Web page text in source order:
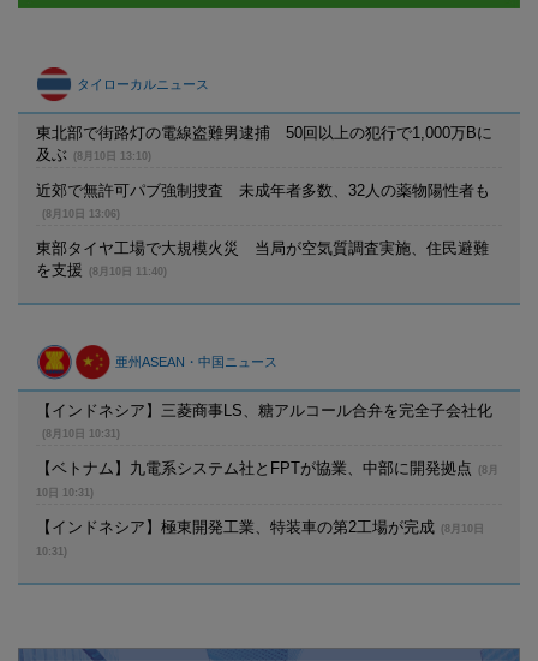
タイローカルニュース
東北部で街路灯の電線盗難男逮捕 50回以上の犯行で1,000万Bに
及ぶ
(8月10日 13:10)
近郊で無許可パブ強制捜査 未成年者多数、32人の薬物陽性者も
(8月10日 13:06)
東部タイヤ工場で大規模火災 当局が空気質調査実施、住民避難
を支援
(8月10日 11:40)
亜州ASEAN・中国ニュース
【インドネシア】三菱商事LS、糖アルコール合弁を完全子会社化
(8月10日 10:31)
【ベトナム】九電系システム社とFPTが協業、中部に開発拠点
(8月
10日 10:31)
【インドネシア】極東開発工業、特装車の第2工場が完成
(8月10日
10:31)